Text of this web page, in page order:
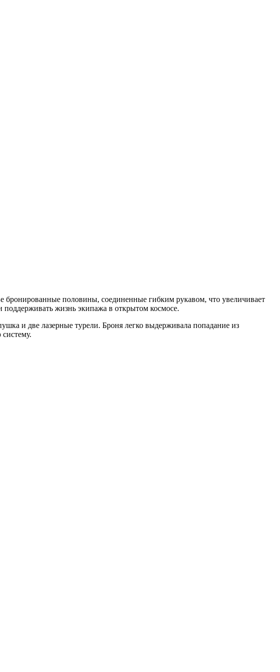
бронированные половины, соединенные гибким рукавом, что увеличивает
жизнь экипажа в открытом космосе.
и две лазерные турели. Броня легко выдерживала попадание из